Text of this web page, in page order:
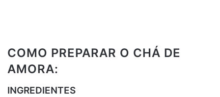
COMO PREPARAR O CHÁ DE
AMORA:
INGREDIENTES